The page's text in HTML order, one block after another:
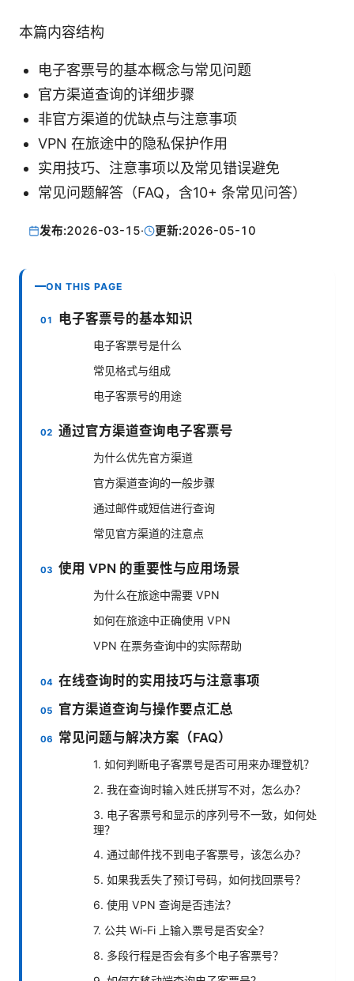
本篇内容结构
电子客票号的基本概念与常见问题
官方渠道查询的详细步骤
非官方渠道的优缺点与注意事项
VPN 在旅途中的隐私保护作用
实用技巧、注意事项以及常见错误避免
常见问题解答（FAQ，含10+ 条常见问答）
发布:2026-03-15· 更新:2026-05-10
ON THIS PAGE
电子客票号的基本知识
电子客票号是什么
常见格式与组成
电子客票号的用途
通过官方渠道查询电子客票号
为什么优先官方渠道
官方渠道查询的一般步骤
通过邮件或短信进行查询
常见官方渠道的注意点
使用 VPN 的重要性与应用场景
为什么在旅途中需要 VPN
如何在旅途中正确使用 VPN
VPN 在票务查询中的实际帮助
在线查询时的实用技巧与注意事项
官方渠道查询与操作要点汇总
常见问题与解决方案（FAQ）
1. 如何判断电子客票号是否可用来办理登机？
2. 我在查询时输入姓氏拼写不对，怎么办？
3. 电子客票号和显示的序列号不一致，如何处
理？
4. 通过邮件找不到电子客票号，该怎么办？
5. 如果我丢失了预订号码，如何找回票号？
6. 使用 VPN 查询是否违法？
7. 公共 Wi-Fi 上输入票号是否安全？
8. 多段行程是否会有多个电子客票号？